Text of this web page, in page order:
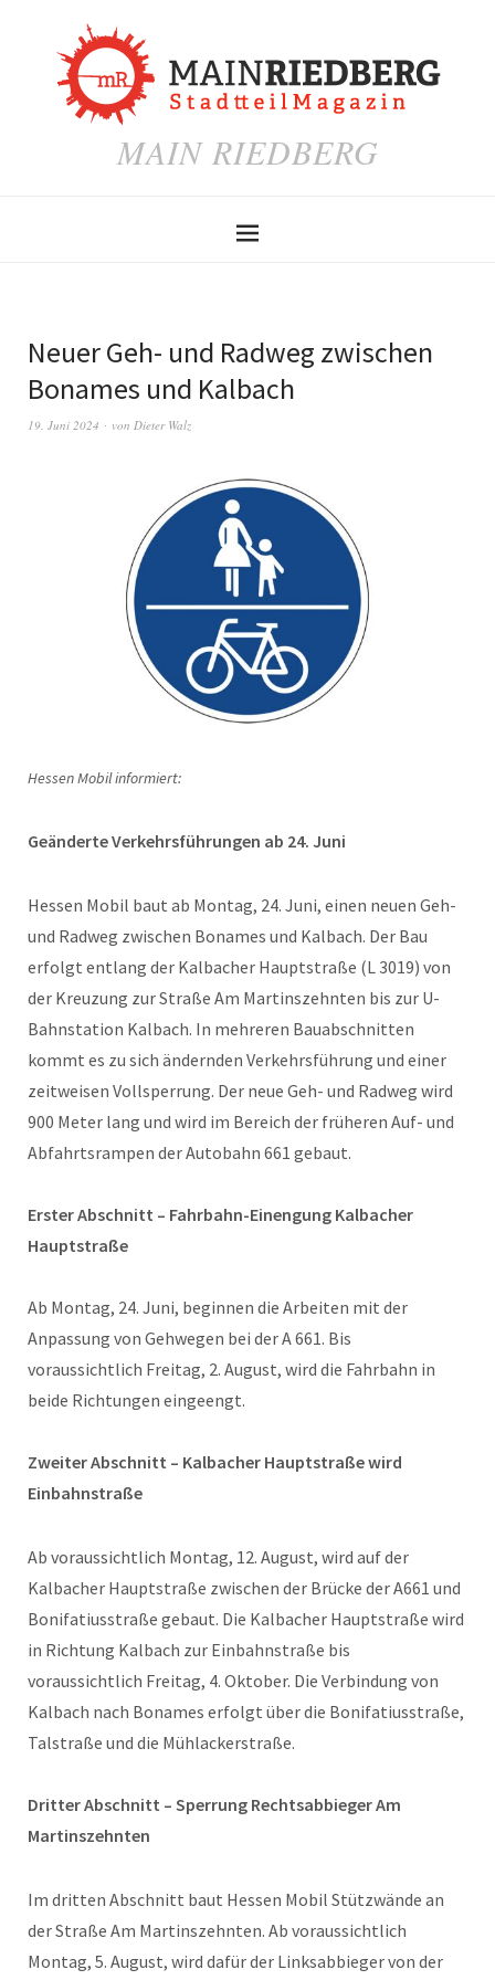
MAIN RIEDBERG
Neuer Geh- und Radweg zwischen
Bonames und Kalbach
19. Juni 2024 von Dieter Walz
Hessen Mobil informiert:
Geänderte Verkehrsführungen ab 24. Juni
Hessen Mobil baut ab Montag, 24. Juni, einen neuen Geh-
und Radweg zwischen Bonames und Kalbach. Der Bau
erfolgt entlang der Kalbacher Hauptstraße (L 3019) von
der Kreuzung zur Straße Am Martinszehnten bis zur U-
Bahnstation Kalbach. In mehreren Bauabschnitten
kommt es zu sich ändernden Verkehrsführung und einer
zeitweisen Vollsperrung. Der neue Geh- und Radweg wird
900 Meter lang und wird im Bereich der früheren Auf- und
Abfahrtsrampen der Autobahn 661 gebaut.
Erster Abschnitt – Fahrbahn-Einengung Kalbacher
Hauptstraße
Ab Montag, 24. Juni, beginnen die Arbeiten mit der
Anpassung von Gehwegen bei der A 661. Bis
voraussichtlich Freitag, 2. August, wird die Fahrbahn in
beide Richtungen eingeengt.
Zweiter Abschnitt – Kalbacher Hauptstraße wird
Einbahnstraße
Ab voraussichtlich Montag, 12. August, wird auf der
Kalbacher Hauptstraße zwischen der Brücke der A661 und
Bonifatiusstraße gebaut. Die Kalbacher Hauptstraße wird
in Richtung Kalbach zur Einbahnstraße bis
voraussichtlich Freitag, 4. Oktober. Die Verbindung von
Kalbach nach Bonames erfolgt über die Bonifatiusstraße,
Talstraße und die Mühlackerstraße.
Dritter Abschnitt – Sperrung Rechtsabbieger Am
Martinszehnten
Im dritten Abschnitt baut Hessen Mobil Stützwände an
der Straße Am Martinszehnten. Ab voraussichtlich
Montag, 5. August, wird dafür der Linksabbieger von der